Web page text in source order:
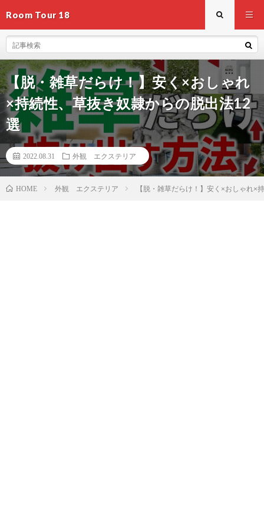
Room Tour 18
【脱・雑草だらけ！】安く×おしゃれ
×持続性、草抜き奴隷からの脱出法12
選
2022.08.31 外観 エクステリア
HOME 外観 エクステリア 【脱・雑草だらけ！】安く×おしゃれ×